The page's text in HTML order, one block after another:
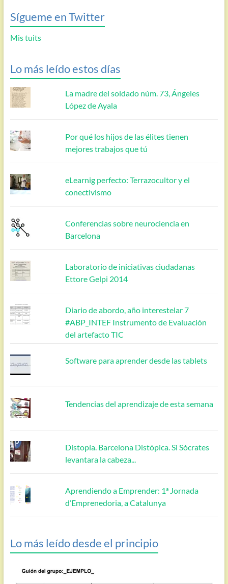
Sígueme en Twitter
Mis tuits
Lo más leído estos días
La madre del soldado núm. 73, Ángeles
López de Ayala
Por qué los hijos de las élites tienen
mejores trabajos que tú
eLearnig perfecto: Terrazocultor y el
conectivismo
Conferencias sobre neurociencia en
Barcelona
Laboratorio de iniciativas ciudadanas
Ettore Gelpi 2014
Diario de abordo, año interestelar 7
#ABP_INTEF Instrumento de Evaluación
del artefacto TIC
Software para aprender desde las tablets
Tendencias del aprendizaje de esta semana
Distopía. Barcelona Distópica. Si Sócrates
levantara la cabeza...
Aprendiendo a Emprender: 1ª Jornada
d’Emprenedoria, a Catalunya
Lo más leído desde el principio